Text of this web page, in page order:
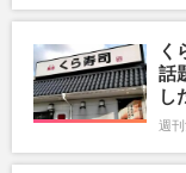
く
話
し
週